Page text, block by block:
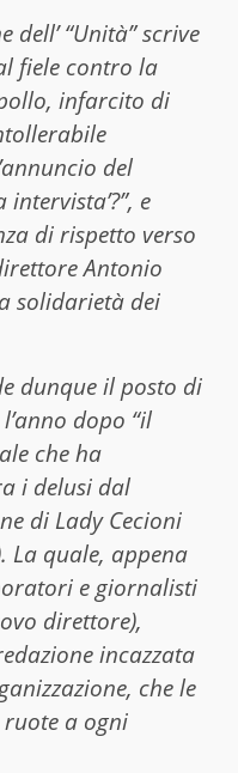
dell’ “Unità” scrive
fiele contro la
infarcito di
del
e
di rispetto verso
Antonio
solidarietà dei
dunque il posto di
dopo “il
che ha
i delusi dal
di Lady Cecioni
La quale, appena
e giornalisti
direttore),
incazzata
che le
a ogni